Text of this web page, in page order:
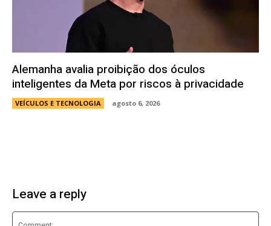
Alemanha avalia proibição dos óculos
inteligentes da Meta por riscos à privacidade
VEÍCULOS E TECNOLOGIA agosto 6, 2026
Leave a reply